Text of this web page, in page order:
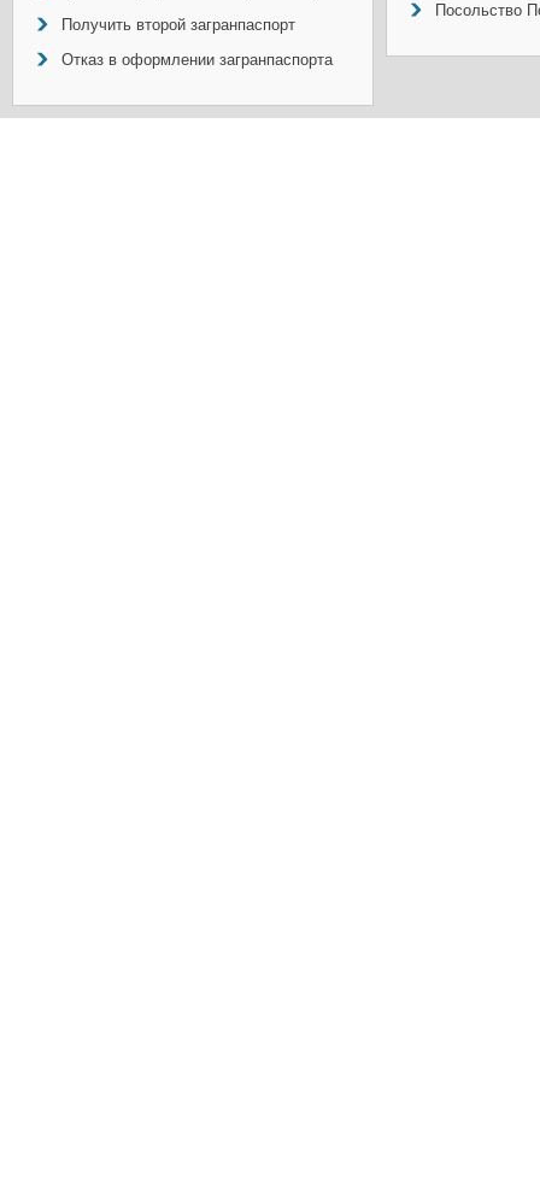
Получить второй загранпаспорт
Отказ в оформлении загранпаспорта
Посольство